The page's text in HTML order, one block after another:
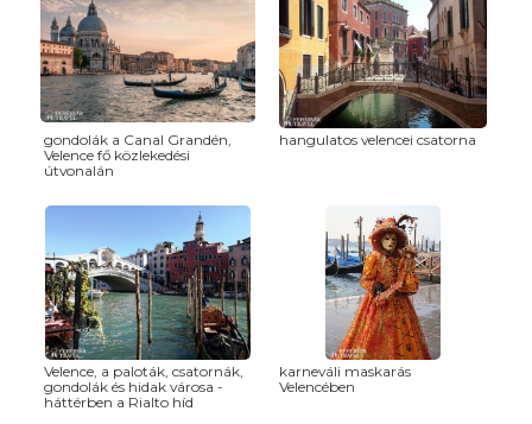
gondolák a Canal Grandén,
Velence fő közlekedési
útvonalán
hangulatos velencei csatorna
Velence, a paloták, csatornák,
gondolák és hidak városa -
háttérben a Rialto híd
karneváli maskarás
Velencében